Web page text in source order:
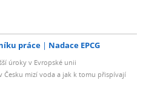
práce Nadace EPCG
úroky v Evropské unii
Česku mizí voda a jak k tomu přispívají